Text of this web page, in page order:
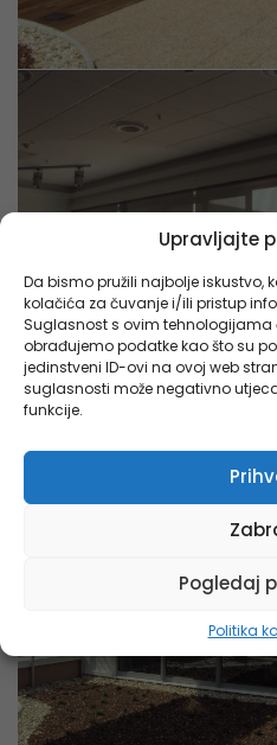
Upravljajte
Da bismo pružili najbolje iskustvo,
kolačića za čuvanje i/ili pristup
Suglasnost s ovim
obrađujemo podatke kao što su
jedinstveni ID-ovi na ovoj web
suglasnosti može negativno
funkcije.
Pogledaj
Politika